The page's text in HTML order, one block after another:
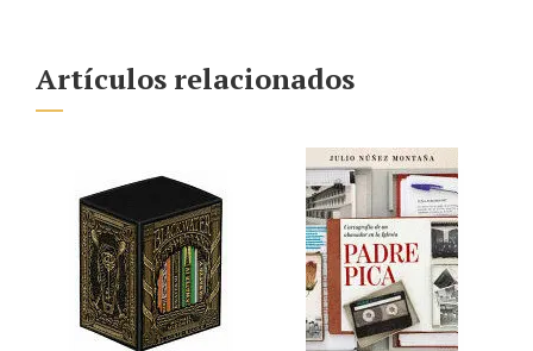
Artículos relacionados